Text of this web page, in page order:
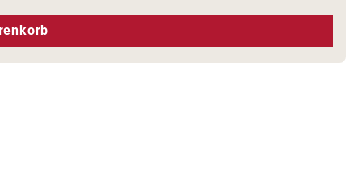
um die Anzahl zu erhöhen oder zu